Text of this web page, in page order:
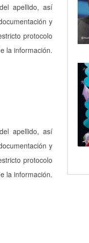
apellido, así
y
protocolo
la información.
apellido, así
y
protocolo
la información.